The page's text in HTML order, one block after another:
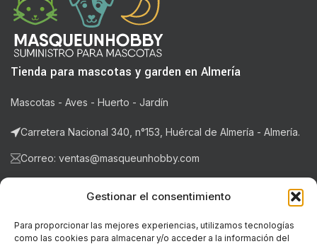
Gestionar el consentimiento
Para proporcionar las mejores experiencias, utilizamos tecnologías
como las cookies para almacenar y/o acceder a la información del
Tienda para mascotas y garden en Almería
Mascotas - Aves - Huerto - Jardín
Carretera Nacional 340, n°153, Huércal de Almería - Almería.
Correo: ventas@masqueunhobby.com
20:30h . Sábados de 9:00h a 14:00h.